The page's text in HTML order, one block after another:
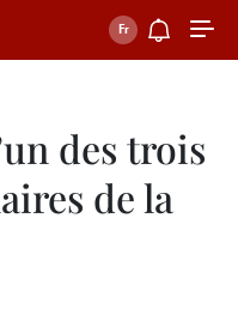
des trois
de la